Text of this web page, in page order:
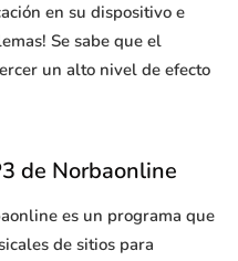
en su dispositivo e
Se sabe que el
un alto nivel de efecto
de Norbaonline
es un programa que
de sitios para